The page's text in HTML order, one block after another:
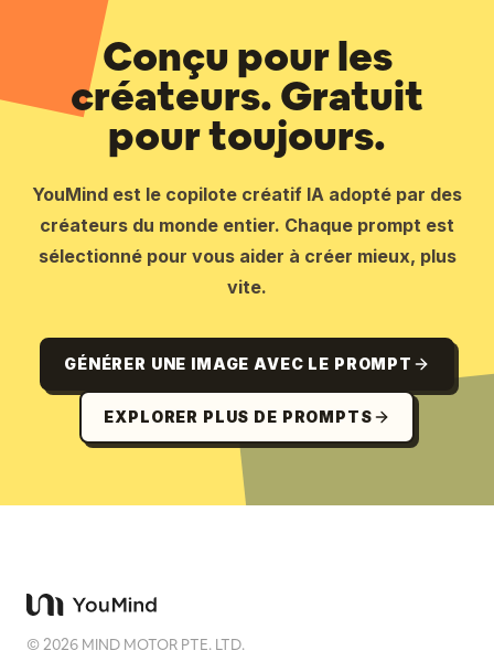
Conçu pour les
créateurs. Gratuit
pour toujours.
YouMind est le copilote créatif IA adopté par des
créateurs du monde entier. Chaque prompt est
sélectionné pour vous aider à créer mieux, plus
vite.
GÉNÉRER UNE IMAGE AVEC LE PROMPT
EXPLORER PLUS DE PROMPTS
©2026 MIND MOTOR PTE. LTD.